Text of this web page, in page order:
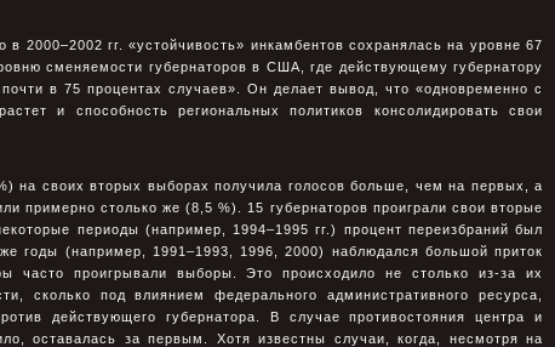
2000–2002 гг. «устойчивость» инкамбентов сохранялась на уровне 67
сменяемости губернаторов в США, где действующему губернатору
почти в 75 процентах случаев». Он делает вывод, что «одновременно с
и способность региональных политиков консолидировать свои
на своих вторых выборах получила голосов больше, чем на первых, а
примерно столько же (8,5 %). 15 губернаторов проиграли свои вторые
периоды (например, 1994–1995 гг.) процент переизбраний был
годы (например, 1991–1993, 1996, 2000) наблюдался большой приток
часто проигрывали выборы. Это происходило не столько из-за их
сколько под влиянием федерального административного ресурса,
действующего губернатора. В случае противостояния центра и
оставалась за первым. Хотя известны случаи, когда, несмотря на